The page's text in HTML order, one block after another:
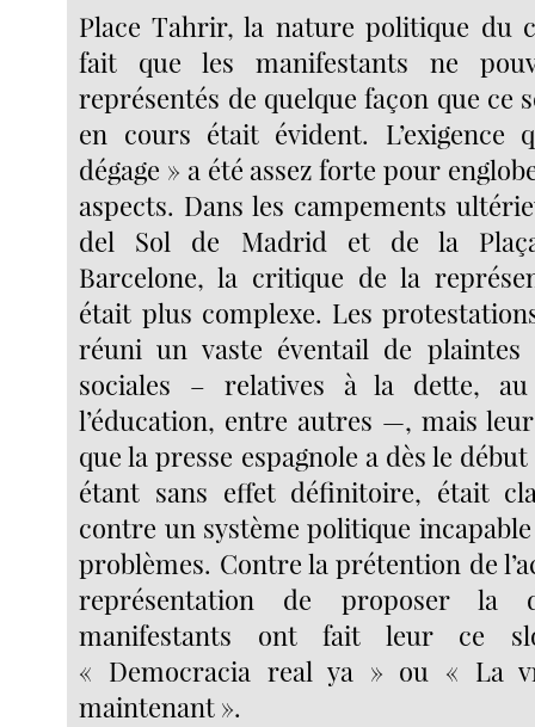
Place Tahrir, la nature politique du
fait que les manifestants ne
représentés de quelque façon que ce
en cours était évident. L’exigence
dégage » a été assez forte pour
aspects. Dans les campements
del Sol de Madrid et de la
Barcelone, la critique de la
était plus complexe. Les
réuni un vaste éventail de plaintes
sociales – relatives à la dette,
l’éducation, entre autres —, mais
que la presse espagnole a dès le
étant sans effet définitoire, était
contre un système politique
problèmes. Contre la prétention de
représentation de proposer la
manifestants ont fait leur ce
« Democracia real ya » ou « La
maintenant ».